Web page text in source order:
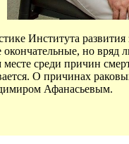
Института
окончательные, но вряд
месте среди причин
О причинах
Афанасьевым.